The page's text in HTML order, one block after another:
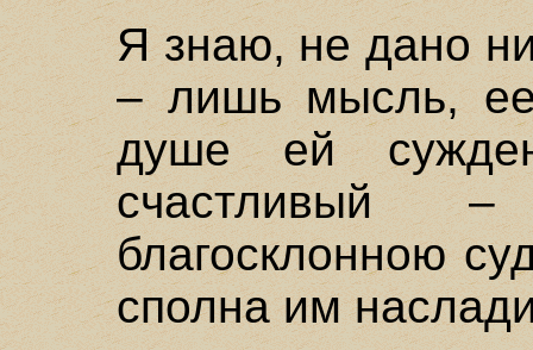
Я знаю, не дано
– лишь мысль,
душе ей
благосклонною
сполна им